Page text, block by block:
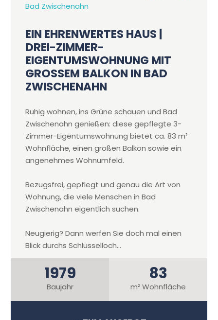
Bad Zwischenahn
EIN EHRENWERTES HAUS |
DREI-ZIMMER-
EIGENTUMSWOHNUNG MIT
GROSSEM BALKON IN BAD Z
WISCHENAHN
Ruhig wohnen, ins Grüne schauen und Bad
Zwischenahn genießen: diese gepflegte 3-
Zimmer-Eigentumswohnung bietet ca. 83 m²
Wohnfläche, einen großen Balkon sowie ein
angenehmes Wohnumfeld.
Bezugsfrei, gepflegt und genau die Art von
Wohnung, die viele Menschen in Bad
Zwischenahn eigentlich suchen.
Neugierig? Dann werfen Sie doch mal einen
Blick durchs Schlüsselloch…
1979
Baujahr
83
m² Wohnfläche